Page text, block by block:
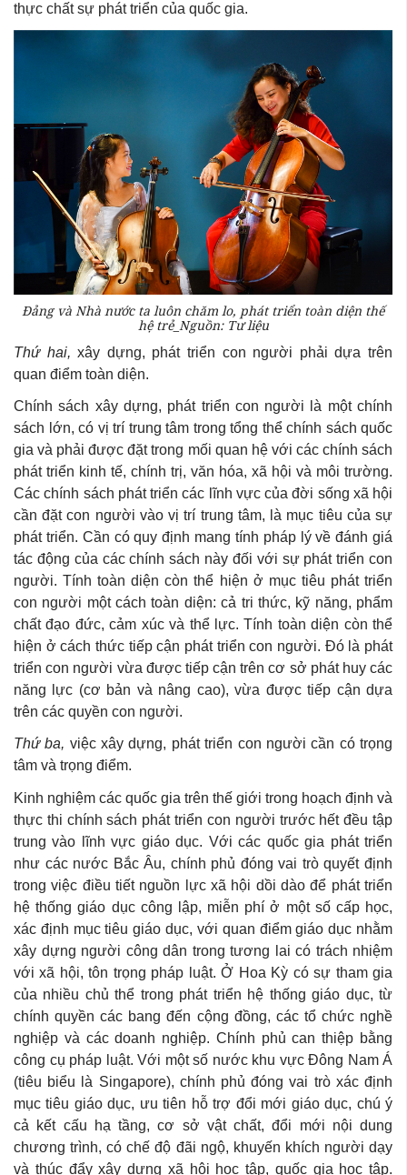
thực chất sự phát triển của quốc gia.
Đảng và Nhà nước ta luôn chăm lo, phát triển toàn diện thế
hệ trẻ_Nguồn: Tư liệu
Thứ hai, xây dựng, phát triển con người phải dựa trên
quan điểm toàn diện.
Chính sách xây dựng, phát triển con người là một chính
sách lớn, có vị trí trung tâm trong tổng thể chính sách quốc
gia và phải được đặt trong mối quan hệ với các chính sách
phát triển kinh tế, chính trị, văn hóa, xã hội và môi trường.
Các chính sách phát triển các lĩnh vực của đời sống xã hội
cần đặt con người vào vị trí trung tâm, là mục tiêu của sự
phát triển. Cần có quy định mang tính pháp lý về đánh giá
tác động của các chính sách này đối với sự phát triển con
người. Tính toàn diện còn thể hiện ở mục tiêu phát triển
con người một cách toàn diện: cả tri thức, kỹ năng, phẩm
chất đạo đức, cảm xúc và thể lực. Tính toàn diện còn thể
hiện ở cách thức tiếp cận phát triển con người. Đó là phát
triển con người vừa được tiếp cận trên cơ sở phát huy các
năng lực (cơ bản và nâng cao), vừa được tiếp cận dựa
trên các quyền con người.
Thứ ba, việc xây dựng, phát triển con người cần có trọng
tâm và trọng điểm.
Kinh nghiệm các quốc gia trên thế giới trong hoạch định và
thực thi chính sách phát triển con người trước hết đều tập
trung vào lĩnh vực giáo dục. Với các quốc gia phát triển
như các nước Bắc Âu, chính phủ đóng vai trò quyết định
trong việc điều tiết nguồn lực xã hội dồi dào để phát triển
hệ thống giáo dục công lập, miễn phí ở một số cấp học,
xác định mục tiêu giáo dục, với quan điểm giáo dục nhằm
xây dựng người công dân trong tương lai có trách nhiệm
với xã hội, tôn trọng pháp luật. Ở Hoa Kỳ có sự tham gia
của nhiều chủ thể trong phát triển hệ thống giáo dục, từ
chính quyền các bang đến cộng đồng, các tổ chức nghề
nghiệp và các doanh nghiệp. Chính phủ can thiệp bằng
công cụ pháp luật. Với một số nước khu vực Đông Nam Á
(tiêu biểu là Singapore), chính phủ đóng vai trò xác định
mục tiêu giáo dục, ưu tiên hỗ trợ đổi mới giáo dục, chú ý
cả kết cấu hạ tầng, cơ sở vật chất, đổi mới nội dung
chương trình, có chế độ đãi ngộ, khuyến khích người dạy
và thúc đẩy xây dựng xã hội học tập, quốc gia học tập.